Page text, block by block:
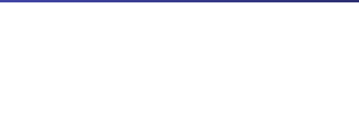
CONTACTEZ-NOUS